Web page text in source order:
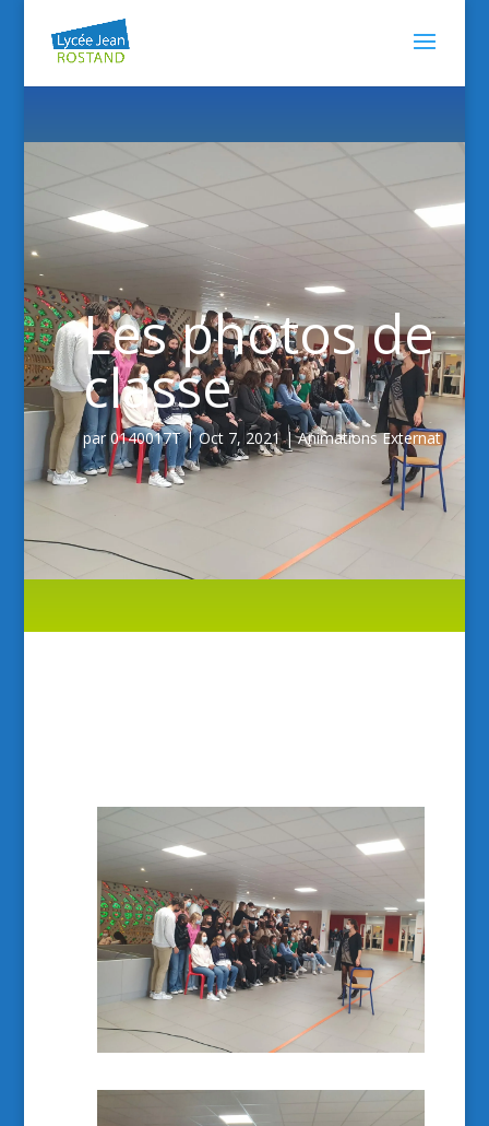
Les photos de
classe
par0140017T|Oct 7, 2021|Animations Externat